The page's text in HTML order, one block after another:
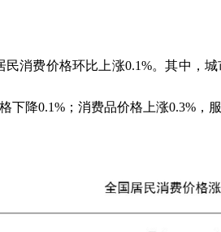
民消费价格环比上涨0.1%。其中，
下降0.1% ；消费品价格上涨0.3% ，